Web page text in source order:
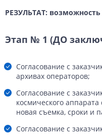
РЕЗУЛЬТАТ:
Этап № 1 (ДО
Согласование с
архивах операторов;
Согласование с
космического аппарата
новая съемка, сроки и
Согласование с